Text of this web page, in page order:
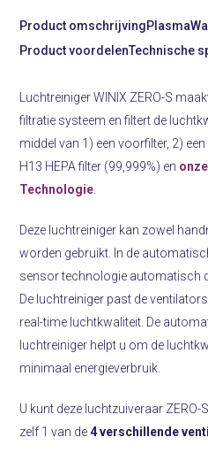
Product omschrijving
Product voordelenTechnische
Luchtreiniger WINIX ZERO-S
filtratie systeem en filtert de
middel van 1) een voorfilter, 2)
H13 HEPA filter (99,999%) en
Technologie
Deze luchtreiniger kan zowel
worden gebruikt. In de
sensor technologie automatisch
De luchtreiniger past de
real-time luchtkwaliteit. De
luchtreiniger helpt u om de
minimaal energieverbruik.
U kunt deze luchtzuiveraar
zelf 1 van de4 verschillende